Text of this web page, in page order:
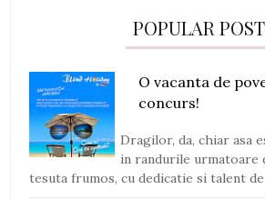
POPULAR
O vacanta de
concurs!
Dragilor, da, chiar asa
in randurile urmatoare
tesuta frumos, cu dedicatie si talent